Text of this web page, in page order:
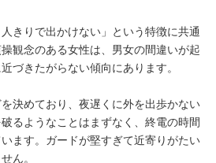
きりで出かけない」という特徴に共通
観念のある女性は、男女の間違いが起
づきたがらない傾向にあります。
決めており、夜遅くに外を出歩かない
るようなことはまずなく、終電の時間
ます。ガードが堅すぎて近寄りがたい
ん。